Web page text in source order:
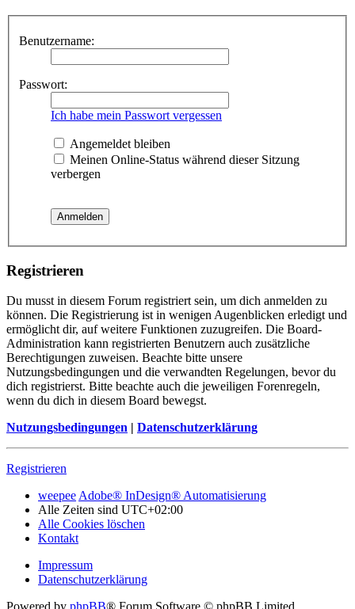
Benutzername:
Passwort:
Ich habe mein Passwort vergessen
Angemeldet bleiben
Meinen Online-Status während dieser Sitzung
verbergen
Registrieren
Du musst in diesem Forum registriert sein, um dich anmelden zu
können. Die Registrierung ist in wenigen Augenblicken erledigt und
ermöglicht dir, auf weitere Funktionen zuzugreifen. Die Board-
Administration kann registrierten Benutzern auch zusätzliche
Berechtigungen zuweisen. Beachte bitte unsere
Nutzungsbedingungen und die verwandten Regelungen, bevor du
dich registrierst. Bitte beachte auch die jeweiligen Forenregeln,
wenn du dich in diesem Board bewegst.
Nutzungsbedingungen | Datenschutzerklärung
Registrieren
weepee Adobe® InDesign® Automatisierung
Alle Zeiten sind UTC+02:00
Alle Cookies löschen
Kontakt
Impressum
Datenschutzerklärung